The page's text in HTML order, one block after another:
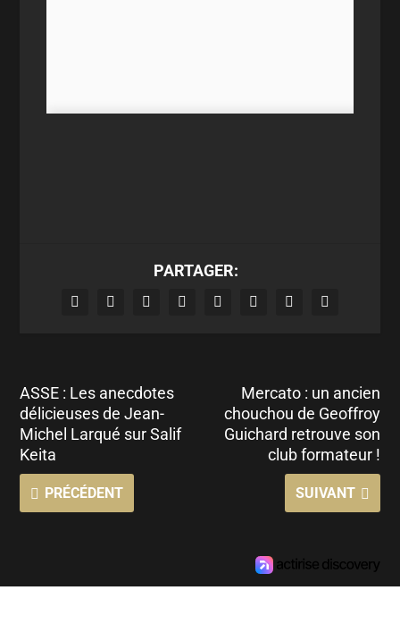
PARTAGER:
ASSE : Les anecdotes
délicieuses de Jean-
Michel Larqué sur Salif
Keita
PRÉCÉDENT
Mercato : un ancien
chouchou de Geoffroy
Guichard retrouve son
club formateur !
SUIVANT